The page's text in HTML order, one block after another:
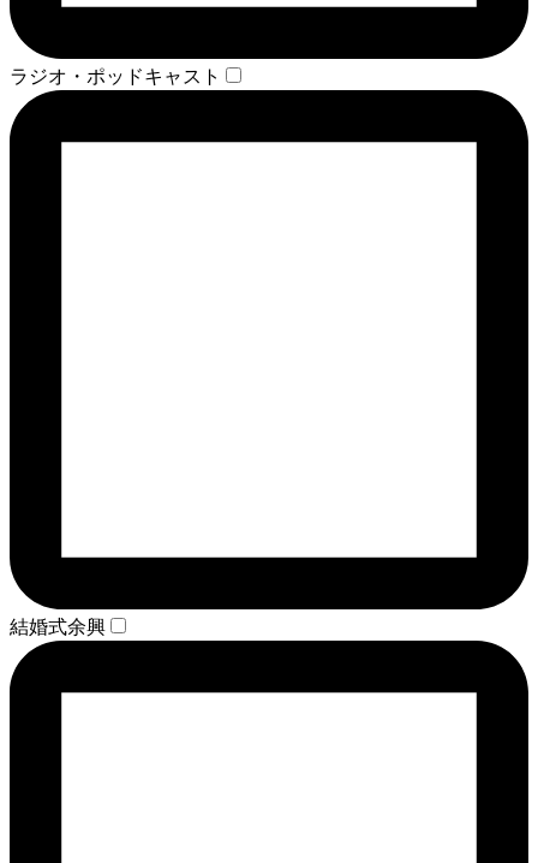
ラジオ・ポッドキャスト
結婚式余興